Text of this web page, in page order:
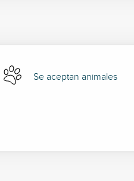
Se aceptan animales